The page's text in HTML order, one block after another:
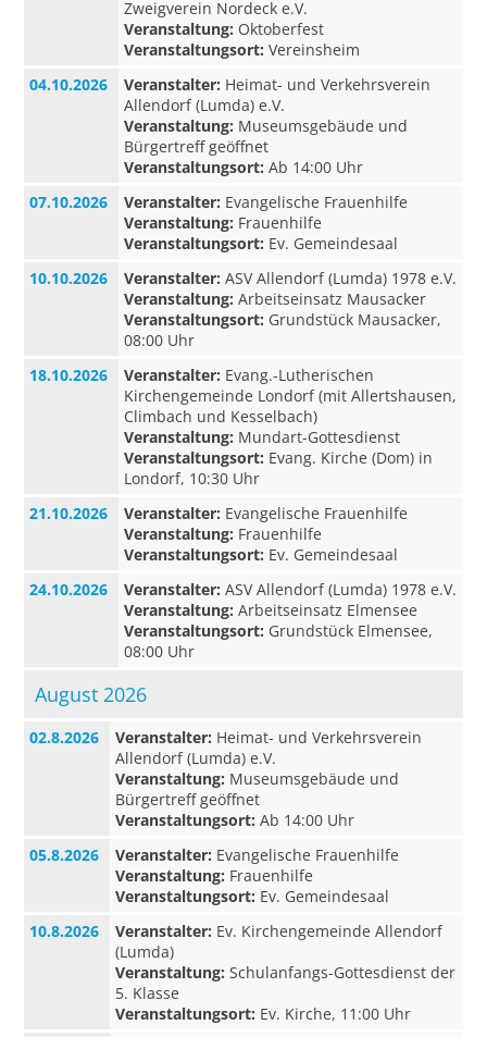
Zweigverein Nordeck e.V.
Veranstaltung: Oktoberfest
Veranstaltungsort: Vereinsheim
04.10.2026
Veranstalter: Heimat- und Verkehrsverein
Allendorf (Lumda) e.V.
Veranstaltung: Museumsgebäude und
Bürgertreff geöffnet
Veranstaltungsort: Ab 14:00 Uhr
07.10.2026
Veranstalter: Evangelische Frauenhilfe
Veranstaltung: Frauenhilfe
Veranstaltungsort: Ev. Gemeindesaal
10.10.2026
Veranstalter: ASV Allendorf (Lumda) 1978 e.V.
Veranstaltung: Arbeitseinsatz Mausacker
Veranstaltungsort: Grundstück Mausacker,
08:00 Uhr
18.10.2026
Veranstalter: Evang.-Lutherischen
Kirchengemeinde Londorf (mit Allertshausen,
Climbach und Kesselbach)
Veranstaltung: Mundart-Gottesdienst
Veranstaltungsort: Evang. Kirche (Dom) in
Londorf, 10:30 Uhr
21.10.2026
Veranstalter: Evangelische Frauenhilfe
Veranstaltung: Frauenhilfe
Veranstaltungsort: Ev. Gemeindesaal
24.10.2026
Veranstalter: ASV Allendorf (Lumda) 1978 e.V.
Veranstaltung: Arbeitseinsatz Elmensee
Veranstaltungsort: Grundstück Elmensee,
08:00 Uhr
August 2026
02.8.2026 Veranstalter: Heimat- und Verkehrsverein
Allendorf (Lumda) e.V.
Veranstaltung: Museumsgebäude und
Bürgertreff geöffnet
Veranstaltungsort: Ab 14:00 Uhr
05.8.2026
Veranstalter: Evangelische Frauenhilfe
Veranstaltung: Frauenhilfe
Veranstaltungsort: Ev. Gemeindesaal
10.8.2026
Veranstalter: Ev. Kirchengemeinde Allendorf
(Lumda)
Veranstaltung: Schulanfangs-Gottesdienst der
5. Klasse
Veranstaltungsort: Ev. Kirche, 11:00 Uhr